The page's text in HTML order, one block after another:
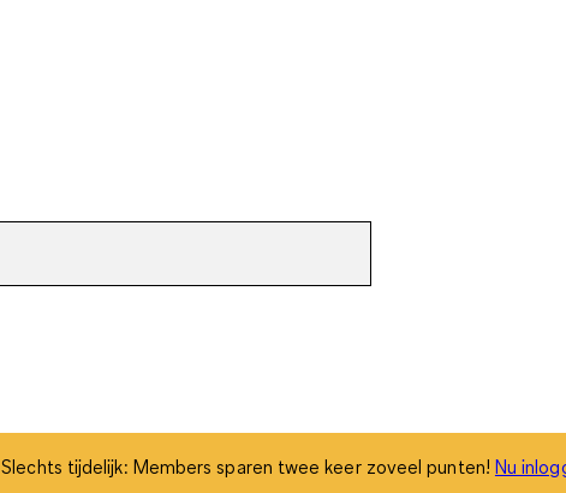
Slechts tijdelijk: Members sparen twee keer zoveel punten! Nu